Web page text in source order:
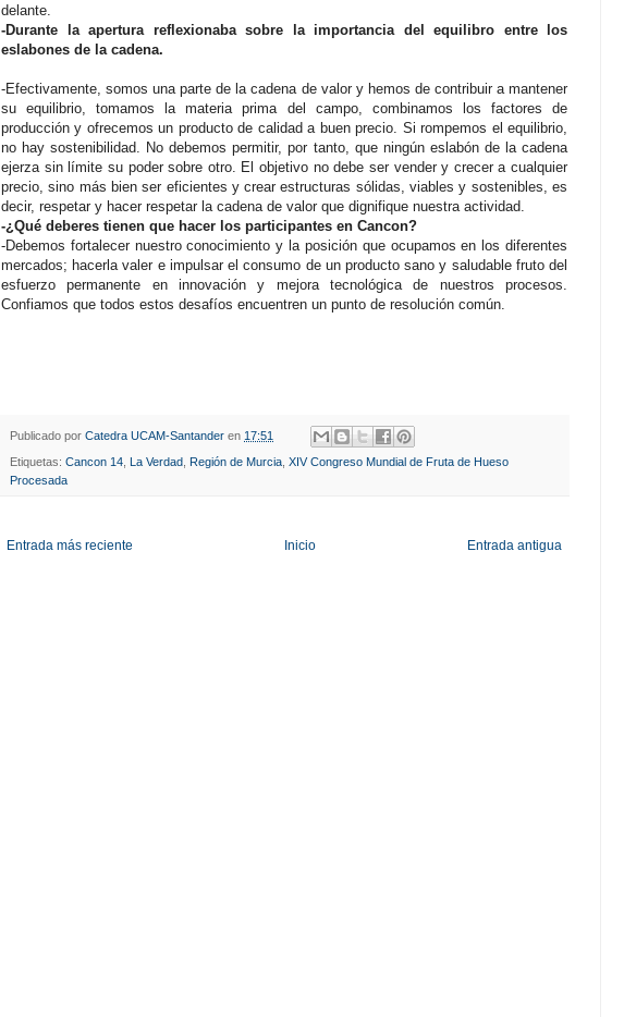
delante.
-Durante la apertura reflexionaba sobre la importancia del equilibro entre los
eslabones de la cadena.
-Efectivamente, somos una parte de la cadena de valor y hemos de contribuir a mantener
su equilibrio, tomamos la materia prima del campo, combinamos los factores de
producción y ofrecemos un producto de calidad a buen precio. Si rompemos el equilibrio,
no hay sostenibilidad. No debemos permitir, por tanto, que ningún eslabón de la cadena
ejerza sin límite su poder sobre otro. El objetivo no debe ser vender y crecer a cualquier
precio, sino más bien ser eficientes y crear estructuras sólidas, viables y sostenibles, es
decir, respetar y hacer respetar la cadena de valor que dignifique nuestra actividad.
-¿Qué deberes tienen que hacer los participantes en Cancon?
-Debemos fortalecer nuestro conocimiento y la posición que ocupamos en los diferentes
mercados; hacerla valer e impulsar el consumo de un producto sano y saludable fruto del
esfuerzo permanente en innovación y mejora tecnológica de nuestros procesos.
Confiamos que todos estos desafíos encuentren un punto de resolución común.
Publicado por Catedra UCAM-Santander en 17:51
Etiquetas: Cancon 14 La Verdad Región de Murcia XIV Congreso Mundial de Fruta de Hueso
Procesada
Entrada más reciente Entrada antigua
Inicio